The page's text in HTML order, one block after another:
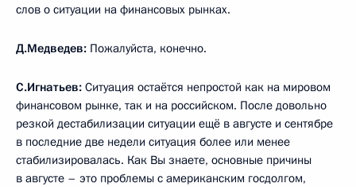
слов о ситуации на финансовых рынках.
Д.Медведев: Пожалуйста, конечно.
С.Игнатьев: Ситуация остаётся непростой как на мировом
финансовом рынке, так и на российском. После довольно
резкой дестабилизации ситуации ещё в августе и сентябре
в последние две недели ситуация более или менее
стабилизировалась. Как Вы знаете, основные причины
в августе – это проблемы с американским госдолгом,